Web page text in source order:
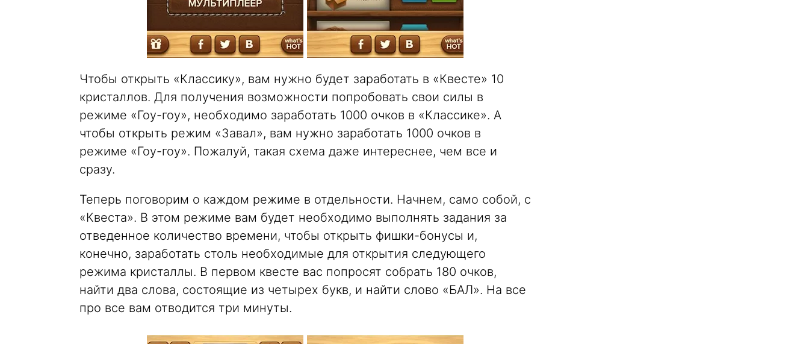
Чтобы открыть «Классику», вам нужно будет заработать в «Квесте» 10
кристаллов. Для получения возможности попробовать свои силы в
режиме «Гоу-гоу», необходимо заработать 1000 очков в «Классике». А
чтобы открыть режим «Завал», вам нужно заработать 1000 очков в
режиме «Гоу-гоу». Пожалуй, такая схема даже интереснее, чем все и
сразу.
Теперь поговорим о каждом режиме в отдельности. Начнем, само собой, с
«Квеста». В этом режиме вам будет необходимо выполнять задания за
отведенное количество времени, чтобы открыть фишки-бонусы и,
конечно, заработать столь необходимые для открытия следующего
режима кристаллы. В первом квесте вас попросят собрать 180 очков,
найти два слова, состоящие из четырех букв, и найти слово «БАЛ». На все
про все вам отводится три минуты.